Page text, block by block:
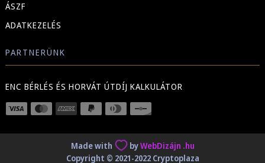
ÁSZF
ADATKEZELÉS
PARTNERÜNK
ENC BÉRLÉS ÉS HORVÁT ÚTDÍJ KALKULÁTOR
Made with byWebDizájn .hu
Copyright © 2021-2022 Cryptoplaza